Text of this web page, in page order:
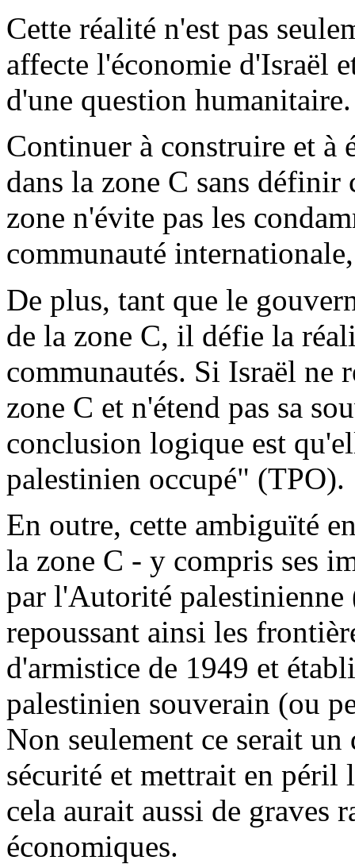
Cette réalité n'est pas
affecte l'économie d'Israël
d'une question humanitaire.
Continuer à construire et à
dans la zone C sans
zone n'évite pas les
communauté
De plus, tant que le
de la zone C, il défie la
communautés. Si Israël ne
zone C et n'étend pas sa
conclusion logique est
palestinien occupé" (TPO).
En outre, cette ambiguïté
la zone C - y compris ses
par l'Autorité palestinienne
repoussant ainsi les
d'armistice de 1949 et
palestinien souverain (ou
Non seulement ce serait
sécurité et mettrait en
cela aurait aussi de graves
économiques.